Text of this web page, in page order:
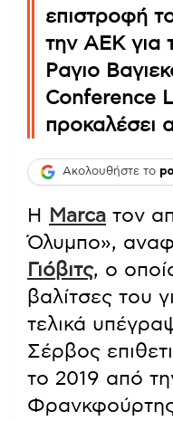
επιστροφή
την ΑΕΚ για
Ραγιο
Conference
προκαλέσει
Ακολουθήστε το
Η Marca τον
Όλυμπο»,
Γιόβιτς, ο
βαλίτσες του
τελικά
Σέρβος
το 2019 από